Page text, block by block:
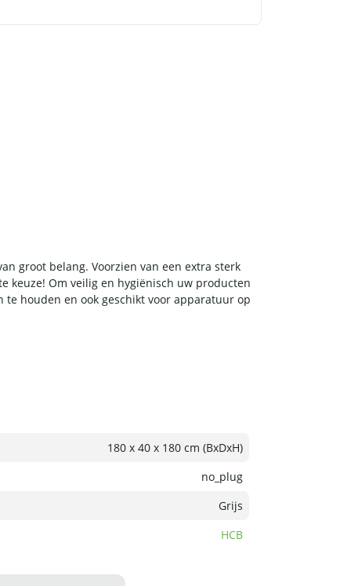
groot belang. Voorzien van een extra sterk
keuze! Om veilig en hygiënisch uw producten
te houden en ook geschikt voor apparatuur op
180 x 40 x 180 cm (BxDxH)
no_plug
Grijs
HCB